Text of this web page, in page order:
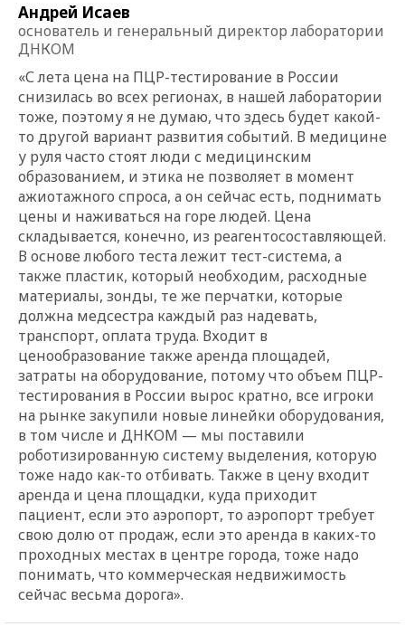
Андрей Исаев
основатель и генеральный директор лаборатории
ДНКОМ
«С лета цена на ПЦР-тестирование в России
снизилась во всех регионах, в нашей лаборатории
тоже, поэтому я не думаю, что здесь будет какой-
то другой вариант развития событий. В медицине
у руля часто стоят люди с медицинским
образованием, и этика не позволяет в момент
ажиотажного спроса, а он сейчас есть, поднимать
цены и наживаться на горе людей. Цена
складывается, конечно, из реагентосоставляющей.
В основе любого теста лежит тест-система, а
также пластик, который необходим, расходные
материалы, зонды, те же перчатки, которые
должна медсестра каждый раз надевать,
транспорт, оплата труда. Входит в
ценообразование также аренда площадей,
затраты на оборудование, потому что объем ПЦР-
тестирования в России вырос кратно, все игроки
на рынке закупили новые линейки оборудования,
в том числе и ДНКОМ — мы поставили
роботизированную систему выделения, которую
тоже надо как-то отбивать. Также в цену входит
аренда и цена площадки, куда приходит
пациент, если это аэропорт, то аэропорт требует
свою долю от продаж, если это аренда в каких-то
проходных местах в центре города, тоже надо
понимать, что коммерческая недвижимость
сейчас весьма дорога».